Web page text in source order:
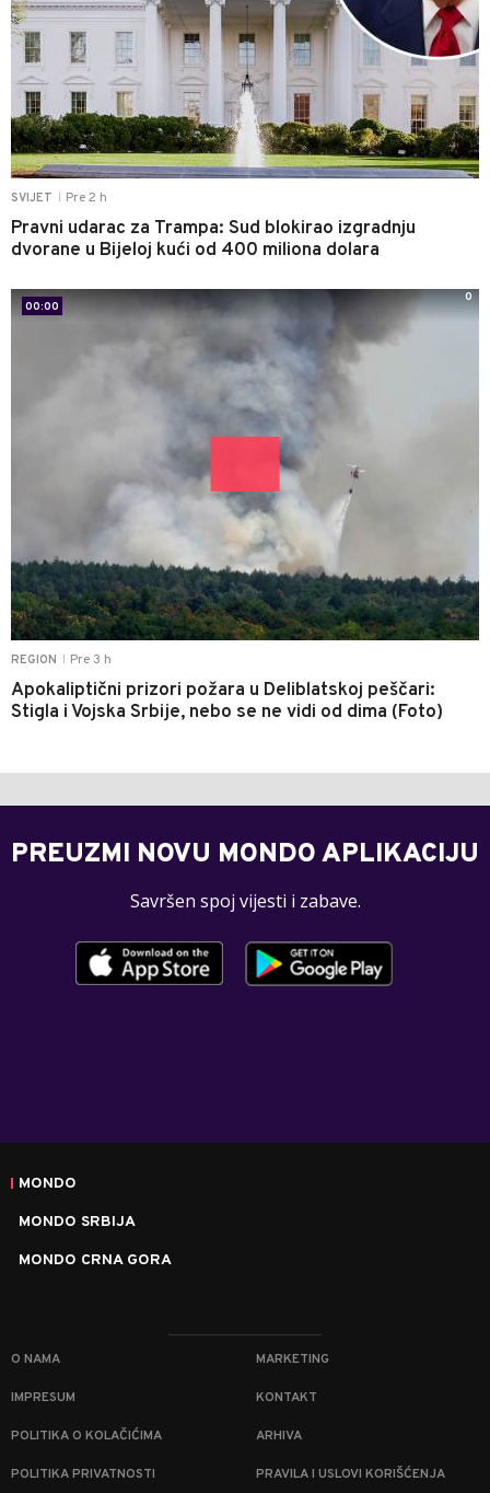
SVIJET Pre 2 h
Pravni udarac za Trampa: Sud blokirao izgradnju
dvorane u Bijeloj kući od 400 miliona dolara
REGION Pre 3 h
Apokaliptični prizori požara u Deliblatskoj peščari:
Stigla i Vojska Srbije, nebo se ne vidi od dima (Foto)
00:00
0
PREUZMI NOVU MONDO APLIKACIJU
Savršen spoj vijesti i zabave.
MONDO
MONDO SRBIJA
MONDO CRNA GORA
O NAMA MARKETING
IMPRESUM KONTAKT
POLITIKA O KOLAČIĆIMA ARHIVA
POLITIKA PRIVATNOSTI PRAVILA I USLOVI KORIŠĆENJA